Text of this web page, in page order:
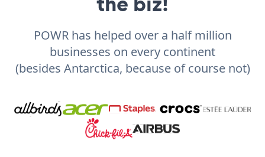
POWR has helped over a half million
businesses on every continent
(besides Antarctica, because of course not)